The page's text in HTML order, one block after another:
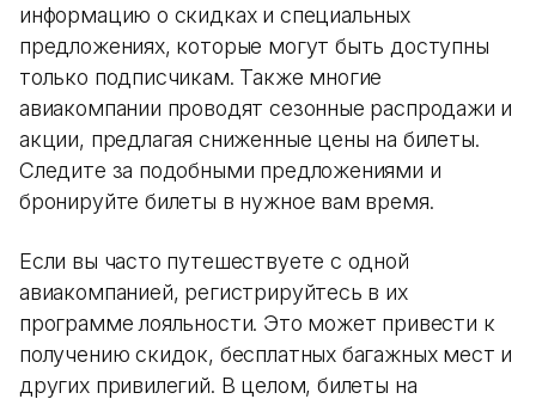
информацию о скидках и специальных
предложениях, которые могут быть доступны
только подписчикам. Также многие
авиакомпании проводят сезонные распродажи и
акции, предлагая сниженные цены на билеты.
Следите за подобными предложениями и
бронируйте билеты в нужное вам время.
Если вы часто путешествуете с одной
авиакомпанией, регистрируйтесь в их
программе лояльности. Это может привести к
получению скидок, бесплатных багажных мест и
других привилегий. В целом, билеты на